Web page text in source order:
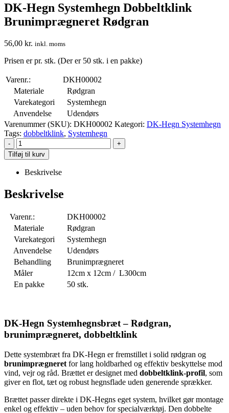
DK-Hegn Systemhegn Dobbeltklink
Brunimprægneret Rødgran
56,00 kr. inkl. moms
Prisen er pr. stk. (Der er 50 stk. i en pakke)
Varenr.:
DKH00002
Materiale
Rødgran
Varekategori
Systemhegn
Anvendelse
Udendørs
Varenummer (SKU): DKH00002 Kategori: DK-Hegn Systemhegn
Tags: dobbeltklink, Systemhegn
-
+
Tilføj til kurv
Beskrivelse
Beskrivelse
Varenr.:
DKH00002
Materiale
Rødgran
Varekategori
Systemhegn
Anvendelse
Udendørs
Behandling
Brunimprægneret
Måler
12cm x 12cm / L300cm
En pakke
50 stk.
DK-Hegn Systemhegnsbræt – Rødgran,
brunimprægneret, dobbeltklink
Dette systembræt fra DK-Hegn er fremstillet i solid rødgran og
brunimprægneret for lang holdbarhed og effektiv beskyttelse mod
vind, vejr og råd. Brættet er designet med dobbeltklink-profil, som
giver en flot, tæt og robust hegnsflade uden generende sprækker.
Brættet passer direkte i DK-Hegns eget system, hvilket gør montage
enkel og effektiv – uden behov for specialværktøj. Den dobbelte